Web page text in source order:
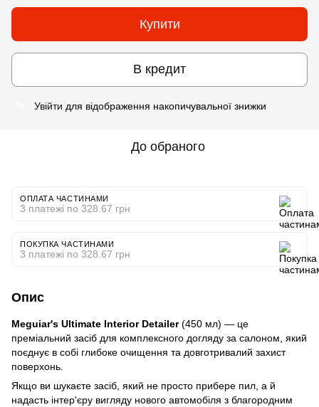
Купити
В кредит
Увійти для відображення накопичувальної знижки
До обраного
ОПЛАТА ЧАСТИНАМИ
3 платежі по 328.67 грн
ПОКУПКА ЧАСТИНАМИ
3 платежі по 328.67 грн
Опис
Meguiar's Ultimate Interior Detailer(450 мл) — це
преміальний засіб для комплексного догляду за салоном, який
поєднує в собі глибоке очищення та довготривалий захист
поверхонь.
Якщо ви шукаєте засіб, який не просто прибере пил, а й
надасть інтер'єру вигляду нового автомобіля з благородним